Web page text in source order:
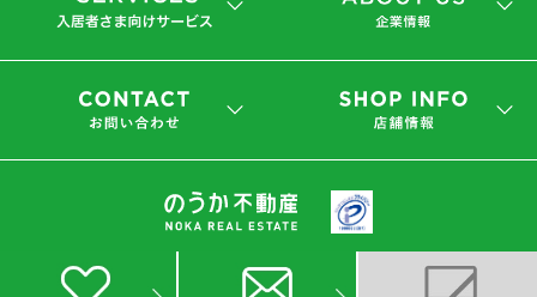
プライバシーポリシー